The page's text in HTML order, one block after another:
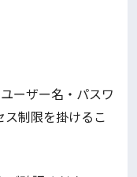
ーザー名・パスワ
制限を掛けるこ